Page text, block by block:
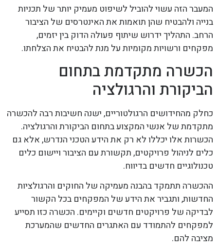
המעבר הזה עשוי להוביל לשיפוט מעמיק יותר של תכניות
בנייה ולהבטיח שהן תואמות את האינטרסים של הציבור
הרחב. התהליך ידרוש שיתוף פעולה הדוק בין יזמים,
מפקחים ורשויות מקומיות על מנת להבטיח את הצלחתו.
הכשרה מתקדמת בתחום
הביקורת והרגולציה
כחלק מהחידושים הרגולטוריים, ישנה חשיבות רבה להכשרה
מתקדמת של אנשי המקצוע בתחום הביקורת והרגולציה.
הכשרות אלו יכללו לא רק את הידע הטכני הנדרש, אלא גם
כלים לניהול פרויקטים, תקשורת עם הציבור ויישום כלים
טכנולוגיים חדשים בדיווח.
ההכשרה תתמקד בהבנה מעמיקה של החוקים והרגולציות
החדשות, ותגביר את הידע של המפקחים בכל הקשור
לבדיקה של פרויקטים חדשים וקיימים. הכשרה כזו תסייע
למפקחים להתמודד עם האתגרים החדשים שהמערכת
מציבה להם.